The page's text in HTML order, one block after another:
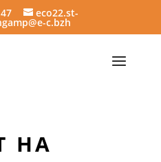
eco22.st-
c.bzh
HA